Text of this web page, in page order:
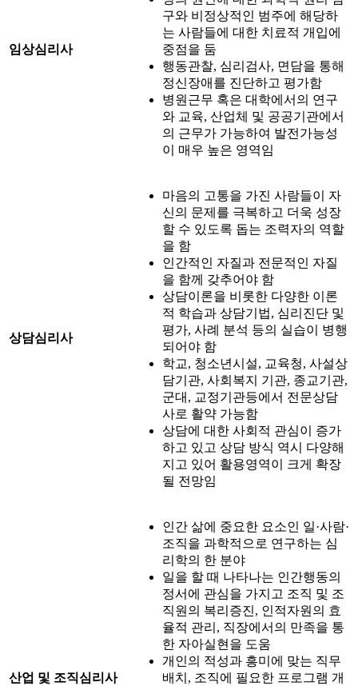
임상심리사
구와 비정상적인 범주에 해당하
는 사람들에 대한 치료적 개입에
중점을 둠
행동관찰, 심리검사, 면담을 통해
정신장애를 진단하고 평가함
병원근무 혹은 대학에서의 연구
와 교육, 산업체 및 공공기관에서
의 근무가 가능하여 발전가능성
이 매우 높은 영역임
상담심리사
마음의 고통을 가진 사람들이 자
신의 문제를 극복하고 더욱 성장
할 수 있도록 돕는 조력자의 역할
을 함
인간적인 자질과 전문적인 자질
을 함께 갖추어야 함
상담이론을 비롯한 다양한 이론
적 학습과 상담기법, 심리진단 및
평가, 사례 분석 등의 실습이 병행
되어야 함
학교, 청소년시설, 교육청, 사설상
담기관, 사회복지 기관, 종교기관,
군대, 교정기관등에서 전문상담
사로 활약 가능함
상담에 대한 사회적 관심이 증가
하고 있고 상담 방식 역시 다양해
지고 있어 활용영역이 크게 확장
될 전망임
산업 및 조직심리사
인간 삶에 중요한 요소인 일·사람·
조직을 과학적으로 연구하는 심
리학의 한 분야
일을 할 때 나타나는 인간행동의
정서에 관심을 가지고 조직 및 조
직원의 복리증진, 인적자원의 효
율적 관리, 직장에서의 만족을 통
한 자아실현을 도움
개인의 적성과 흥미에 맞는 직무
배치, 조직에 필요한 프로그램 개